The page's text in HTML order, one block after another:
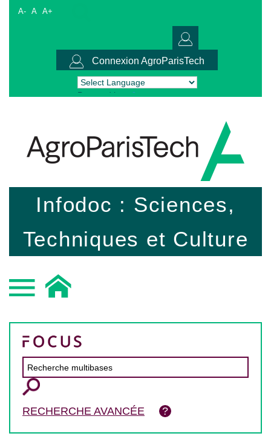
A- A A+
Connexion AgroParisTech
Powered by Translate
Infodoc : Sciences,
Techniques et Culture
RECHERCHE AVANCÉE